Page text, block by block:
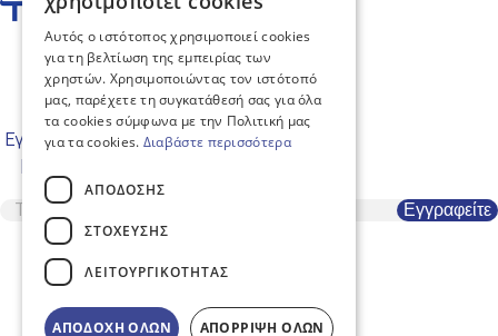
#RepairTheWorld
Εγγραφείτε στο Newsletter, για να
μαθαίνετε πρώτοι τα νέα μας
Αυτός ο ιστότοπος χρησιμοποιεί cookies
για τη βελτίωση της εμπειρίας των
χρηστών. Χρησιμοποιώντας τον ιστότοπό
μας, παρέχετε τη συγκατάθεσή σας για όλα
τα cookies σύμφωνα με την Πολιτική μας
για τα cookies. Διαβάστε περισσότερα
ΑΠΌΔΟΣΗΣ
ΣΤΌΧΕΥΣΗΣ
ΛΕΙΤΟΥΡΓΙΚΌΤΗΤΑΣ
ΑΠΟΔΟΧΗ ΟΛΩΝ ΑΠΟΡΡΙΨΗ ΟΛΩΝ